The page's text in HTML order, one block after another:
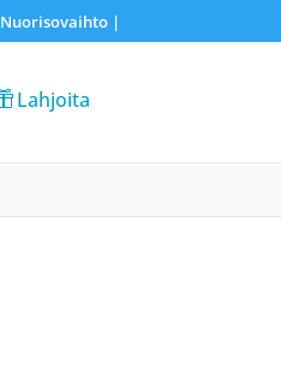
Nuorisovaihto|
Lahjoita